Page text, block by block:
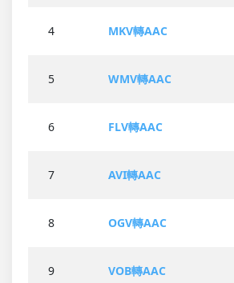
4 MKV轉AAC
5 WMV轉AAC
6 FLV轉AAC
7 AVI轉AAC
8 OGV轉AAC
9 VOB轉AAC